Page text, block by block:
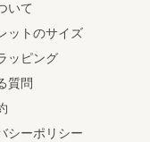
いて
ットのサイズ
ッピング
質問
シーポリシー